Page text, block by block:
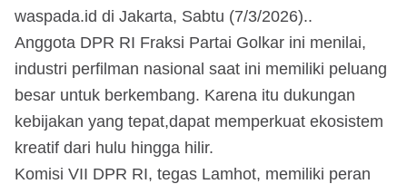
waspada.id di Jakarta, Sabtu (7/3/2026)..
Anggota DPR RI Fraksi Partai Golkar ini menilai,
industri perfilman nasional saat ini memiliki peluang
besar untuk berkembang. Karena itu dukungan
kebijakan yang tepat,dapat memperkuat ekosistem
kreatif dari hulu hingga hilir.
Komisi VII DPR RI, tegas Lamhot, memiliki peran